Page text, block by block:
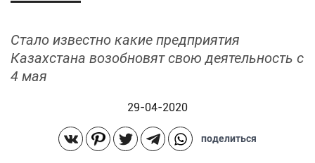
Стало известно какие предприятия
Казахстана возобновят свою деятельность с
4 мая
поделиться
29-04-2020